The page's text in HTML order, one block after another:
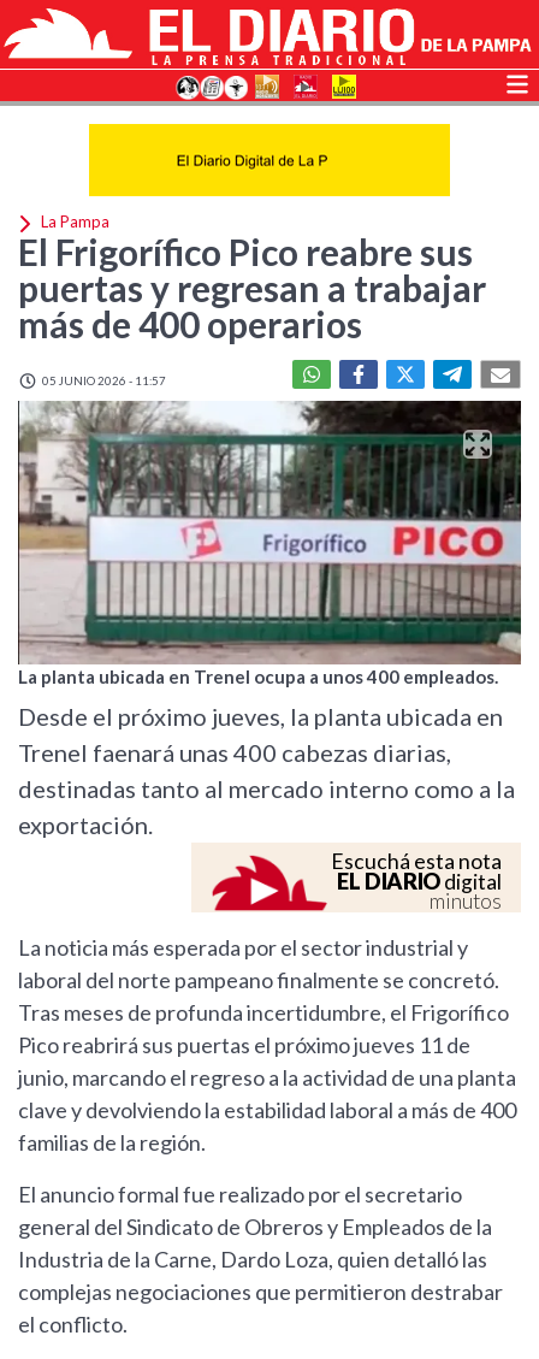
La Pampa
El Frigorífico Pico reabre sus
puertas y regresan a trabajar
más de 400 operarios
05 JUNIO 2026 - 11:57
La planta ubicada en Trenel ocupa a unos 400 empleados.
Desde el próximo jueves, la planta ubicada en
Trenel faenará unas 400 cabezas diarias,
destinadas tanto al mercado interno como a la
exportación.
Escuchá esta nota
EL DIARIOdigital
minutos
La noticia más esperada por el sector industrial y
laboral del norte pampeano finalmente se concretó.
Tras meses de profunda incertidumbre, el Frigorífico
Pico reabrirá sus puertas el próximo jueves 11 de
junio, marcando el regreso a la actividad de una planta
clave y devolviendo la estabilidad laboral a más de 400
familias de la región.
El anuncio formal fue realizado por el secretario
general del Sindicato de Obreros y Empleados de la
Industria de la Carne, Dardo Loza, quien detalló las
complejas negociaciones que permitieron destrabar
el conflicto.